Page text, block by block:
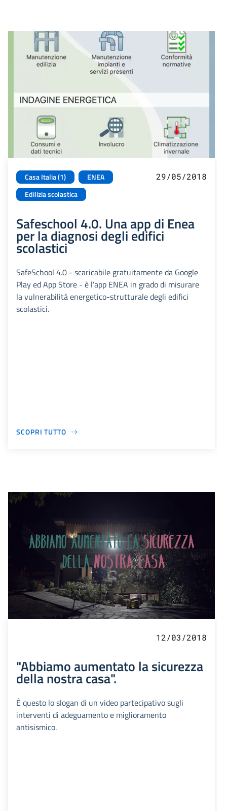
Casa Italia (1)
ENEA
Edilizia scolastica
29/05/2018
Safeschool 4.0. Una app di Enea
per la diagnosi degli edifici
scolastici
SafeSchool 4.0 - scaricabile gratuitamente da Google
Play ed App Store - è l’app ENEA in grado di misurare
la vulnerabilità energetico-strutturale degli edifici
scolastici.
SCOPRI TUTTO
12/03/2018
"Abbiamo aumentato la sicurezza
della nostra casa".
È questo lo slogan di un video partecipativo sugli
interventi di adeguamento e miglioramento
antisismico.